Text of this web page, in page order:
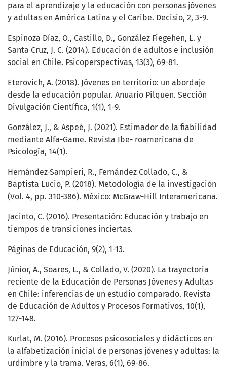
para el aprendizaje y la educación con personas jóvenes
y adultas en América Latina y el Caribe. Decisio, 2, 3-9.
Espinoza Díaz, O., Castillo, D., González Fiegehen, L. y
Santa Cruz, J. C. (2014). Educación de adultos e inclusión
social en Chile. Psicoperspectivas, 13(3), 69-81.
Eterovich, A. (2018). Jóvenes en territorio: un abordaje
desde la educación popular. Anuario Pilquen. Sección
Divulgación Científica, 1(1), 1-9.
González, J., & Aspeé, J. (2021). Estimador de la fiabilidad
mediante Alfa-Game. Revista Ibe- roamericana de
Psicología, 14(1).
Hernández-Sampieri, R., Fernández Collado, C., &
Baptista Lucio, P. (2018). Metodología de la investigación
(Vol. 4, pp. 310-386). México: McGraw-Hill Interamericana.
Jacinto, C. (2016). Presentación: Educación y trabajo en
tiempos de transiciones inciertas.
Páginas de Educación, 9(2), 1-13.
Júnior, A., Soares, L., & Collado, V. (2020). La trayectoria
reciente de la Educación de Personas Jóvenes y Adultas
en Chile: inferencias de un estudio comparado. Revista
de Educación de Adultos y Procesos Formativos, 10(1),
127-148.
Kurlat, M. (2016). Procesos psicosociales y didácticos en
la alfabetización inicial de personas jóvenes y adultas: la
urdimbre y la trama. Veras, 6(1), 69-86.